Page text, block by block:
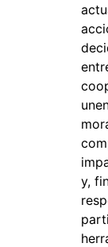
y,